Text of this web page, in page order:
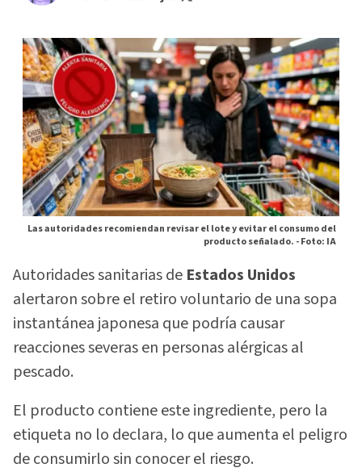
Las autoridades recomiendan revisar el lote y evitar el consumo del
producto señalado. -Foto: IA
Autoridades sanitarias de Estados Unidos
alertaron sobre el retiro voluntario de una sopa
instantánea japonesa que podría causar
reacciones severas en personas alérgicas al
pescado.
El producto contiene este ingrediente, pero la
etiqueta no lo declara, lo que aumenta el peligro
de consumirlo sin conocer el riesgo.